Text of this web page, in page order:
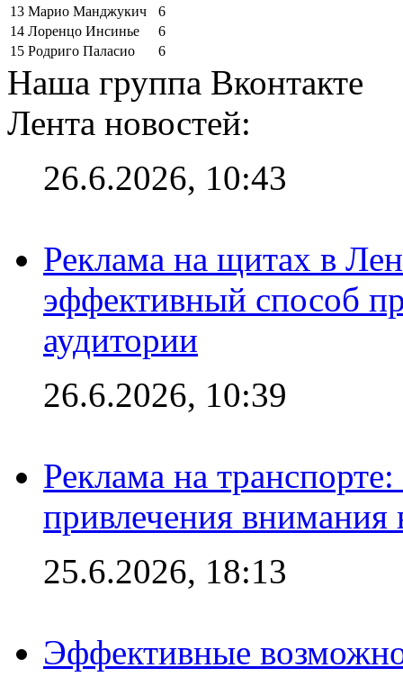
13 Марио Манджукич
6
14 Лоренцо Инсинье
6
15 Родриго Паласио 6
Наша группа Вконтакте
Лента новостей:
26.6.2026, 10:43
Реклама на щитах в
эффективный способ
аудитории
26.6.2026, 10:39
Реклама на
привлечения внимания
25.6.2026, 18:13
Эффективные